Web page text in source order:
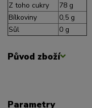
Z toho cukry
78 g
Bílkoviny
0,5 g
Sůl
0 g
Původ zboží
Parametry